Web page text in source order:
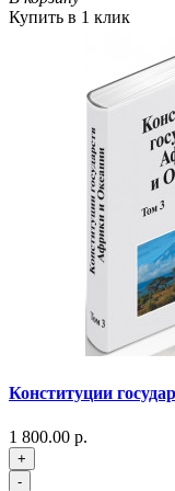
Купить в 1 клик
Конституции
1 800.00 р.
+
-